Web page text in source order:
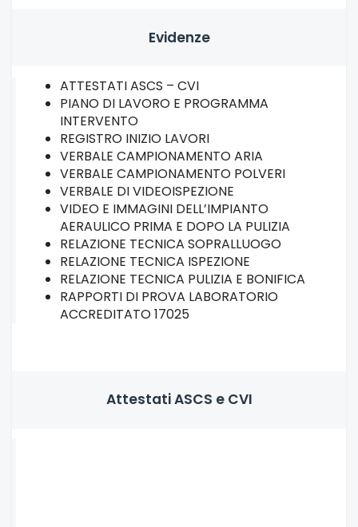
Evidenze
ATTESTATI ASCS – CVI
PIANO DI LAVORO E PROGRAMMA
INTERVENTO
REGISTRO INIZIO LAVORI
VERBALE CAMPIONAMENTO ARIA
VERBALE CAMPIONAMENTO POLVERI
VERBALE DI VIDEOISPEZIONE
VIDEO E IMMAGINI DELL’IMPIANTO
AERAULICO PRIMA E DOPO LA PULIZIA
RELAZIONE TECNICA SOPRALLUOGO
RELAZIONE TECNICA ISPEZIONE
RELAZIONE TECNICA PULIZIA E BONIFICA
RAPPORTI DI PROVA LABORATORIO
ACCREDITATO 17025
Attestati ASCS e CVI